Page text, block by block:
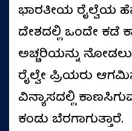
ಭಾರತೀಯ ರೈಲ್ವೆಯ
ದೇಶದಲ್ಲಿ ಒಂದೇ ಕಡೆ
ಅಚ್ಚರಿಯನ್ನು
ರೈಲ್ವೇ ಪ್ರಿಯರು
ವಿನ್ಯಾಸದಲ್ಲಿ
ಕಂಡು ಬೆರಗಾಗುತ್ತಾರೆ.